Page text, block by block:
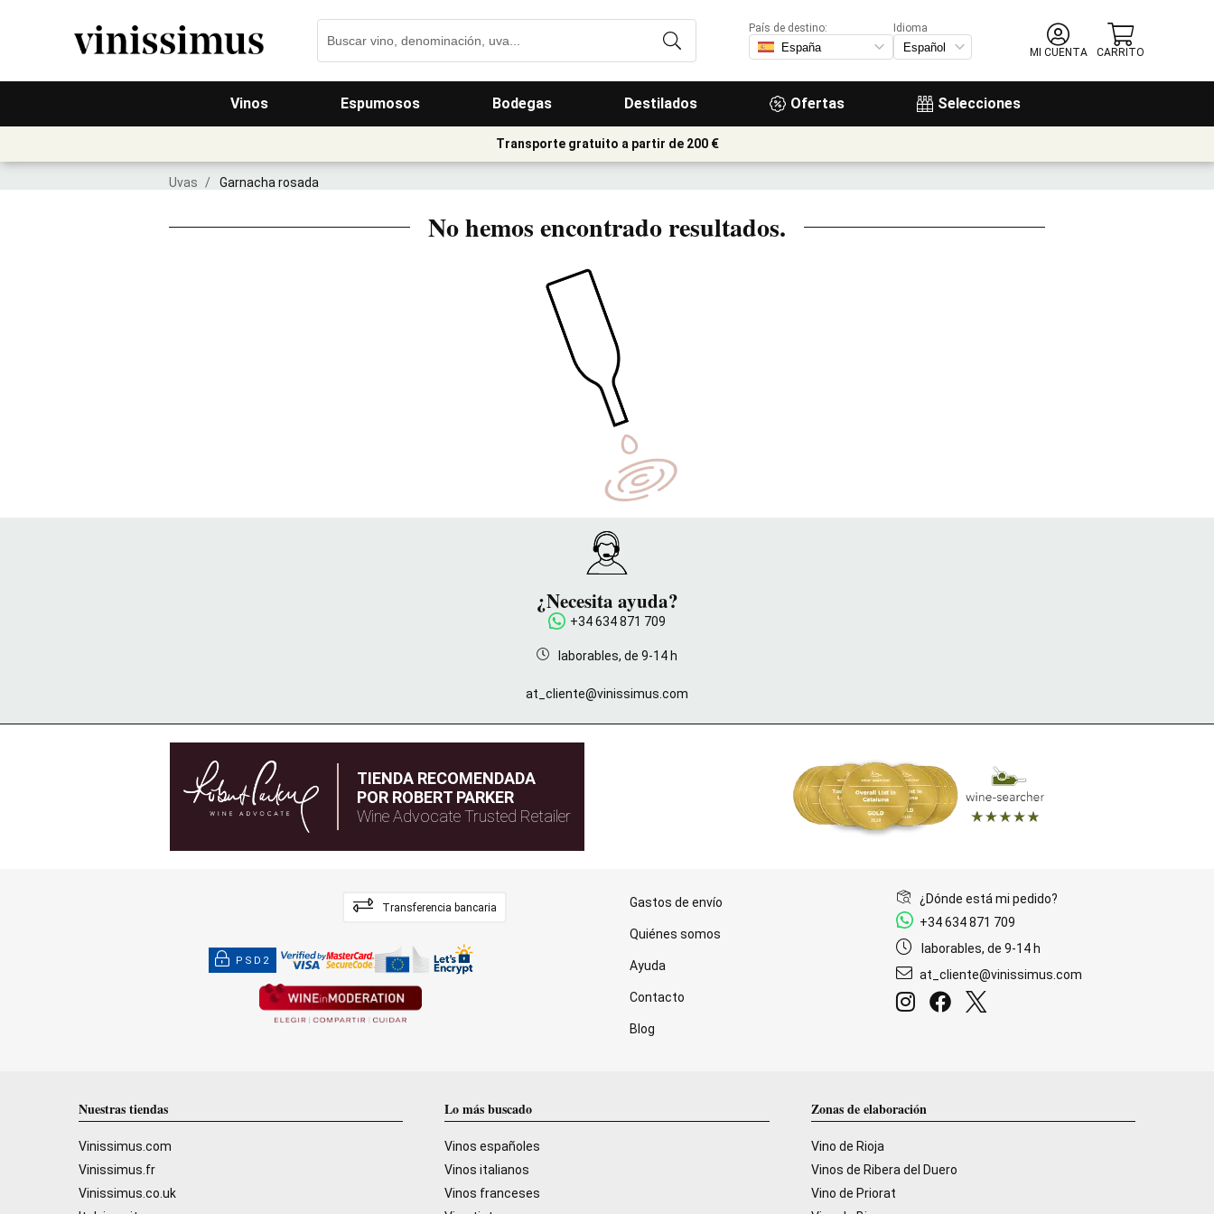
Vinos Espumosos Bodegas Destilados Ofertas Selecciones
País de destino:
Idioma
MI CUENTA
CARRITO
Transporte gratuito a partir de 200 €
Uvas / Garnacha rosada
No hemos encontrado resultados.
¿Necesita ayuda?
+34 634 871 709
laborables, de 9-14 h
at_cliente@vinissimus.com
TIENDA RECOMENDADA
POR ROBERT PARKER
Wine Advocate Trusted Retailer
Transferencia bancaria
PSD2
Gastos de envío
Quiénes somos
Ayuda
Contacto
Blog
¿Dónde está mi pedido?
+34 634 871 709
laborables, de 9-14 h
at_cliente@vinissimus.com
Nuestras tiendas
Vinissimus.com
Vinissimus.fr
Vinissimus.co.uk
Lo más buscado
Vinos españoles
Vinos italianos
Vinos franceses
Zonas de elaboración
Vino de Rioja
Vinos de Ribera del Duero
Vino de Priorat